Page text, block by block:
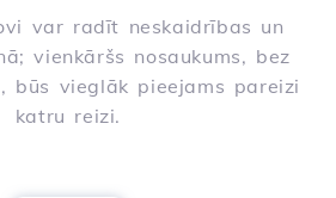
var radīt neskaidrības un
vienkāršs nosaukums, bez
būs vieglāk pieejams pareizi
katru reizi.